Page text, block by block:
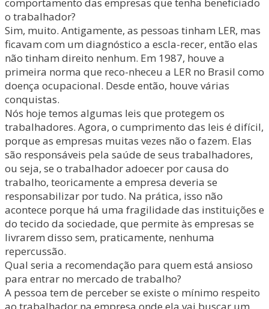
o trabalhador?
Sim, muito. Antigamente, as pessoas tinham LER, mas
ficavam com um diagnóstico a escla-recer, então elas
não tinham direito nenhum. Em 1987, houve a
primeira norma que reco-nheceu a LER no Brasil como
doença ocupacional. Desde então, houve várias
conquistas.
Nós hoje temos algumas leis que protegem os
trabalhadores. Agora, o cumprimento das leis é difícil,
porque as empresas muitas vezes não o fazem. Elas
são responsáveis pela saúde de seus trabalhadores,
ou seja, se o trabalhador adoecer por causa do
trabalho, teoricamente a empresa deveria se
responsabilizar por tudo. Na prática, isso não
acontece porque há uma fragilidade das instituições e
do tecido da sociedade, que permite às empresas se
livrarem disso sem, praticamente, nenhuma
repercussão.
Qual seria a recomendação para quem está ansioso
para entrar no mercado de trabalho?
A pessoa tem de perceber se existe o mínimo respeito